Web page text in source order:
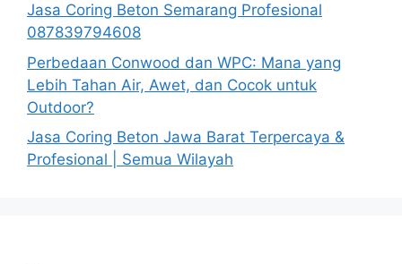
Jasa Coring Beton Semarang Profesional
087839794608
Perbedaan Conwood dan WPC: Mana yang
Lebih Tahan Air, Awet, dan Cocok untuk
Outdoor?
Jasa Coring Beton Jawa Barat Terpercaya &
Profesional | Semua Wilayah